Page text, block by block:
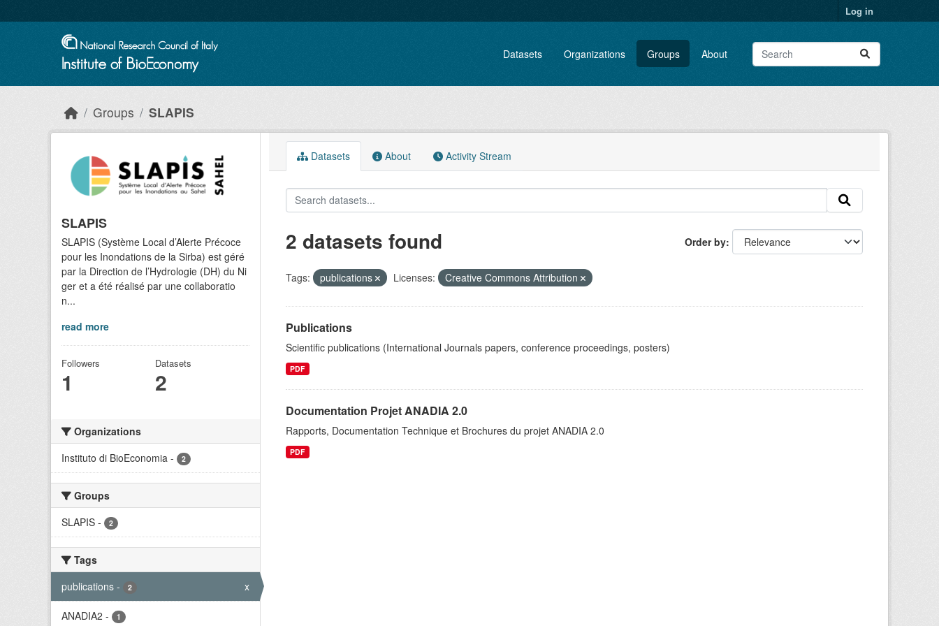
Log in
Datasets Organizations Groups About
Groups SLAPIS
SLAPIS
SLAPIS (Système Local d’Alerte Précoce
pour les Inondations de la Sirba) est géré
par la Direction de l’Hydrologie (DH) du Ni
ger et a été réalisé par une collaboratio
n...
read more
Followers
1
Datasets
2
Organizations
Instituto di BioEconomia - 2
Groups
SLAPIS - 2
Tags
publications - 2 x
ANADIA2 - 1
Datasets About Activity Stream
Order by
2 datasets found
Tags: publications Licenses: Creative Commons Attribution
Publications
Scientific publications (International Journals papers, conference proceedings, posters)
PDF
Documentation Projet ANADIA 2.0
Rapports, Documentation Technique et Brochures du projet ANADIA 2.0
PDF